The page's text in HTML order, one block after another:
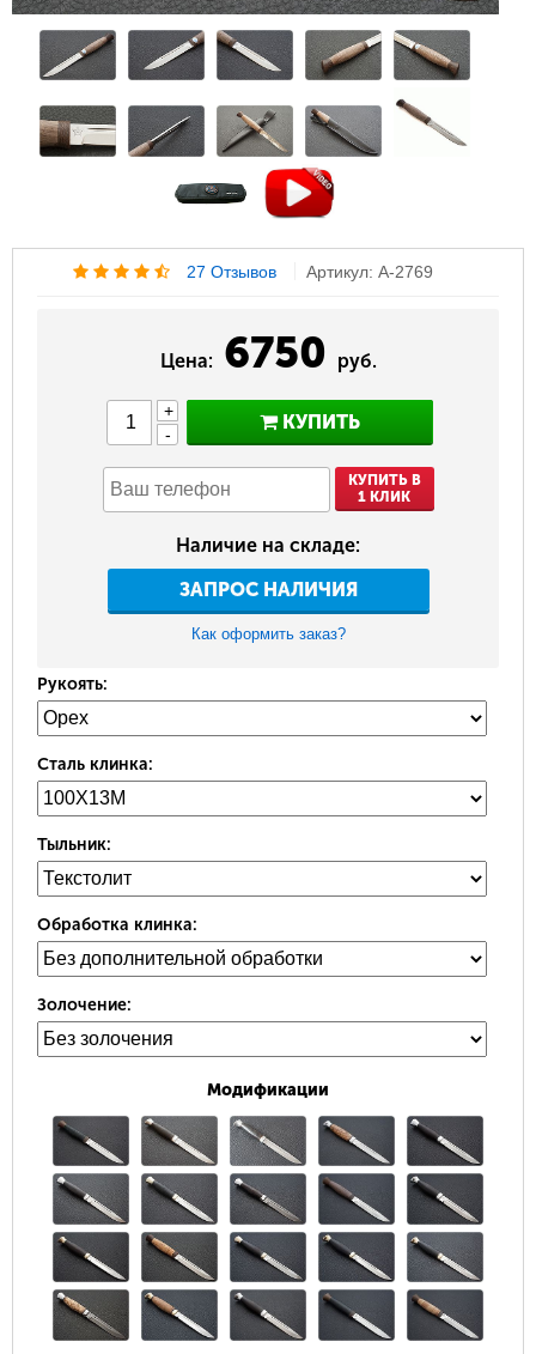
27 Отзывов Артикул: A-2769
Цена: 6750 руб.
+
-
КУПИТЬ
КУПИТЬ В
1 КЛИК
Наличие на складе:
ЗАПРОС НАЛИЧИЯ
Как оформить заказ?
Рукоять:
Сталь клинка:
Тыльник:
Обработка клинка:
Золочение:
Модификации